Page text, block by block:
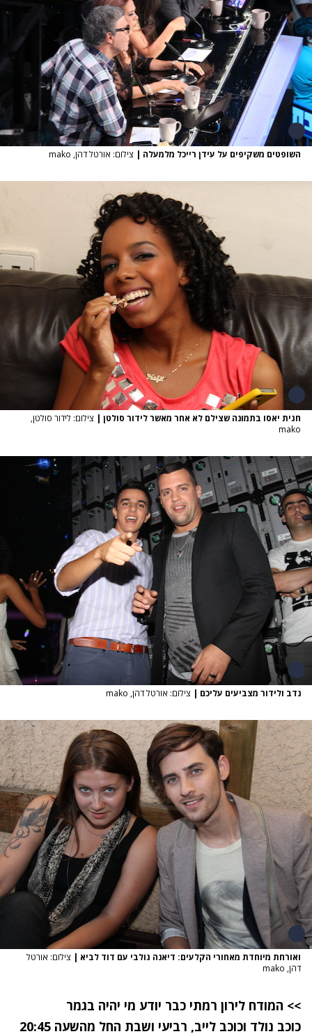
השופטים משקיפים על עידן רייכל מלמעלה | צילום: אורטל דהן, mako
חגית יאסו בתמונה שצילם לא אחר מאשר לידור סולטן | צילום: לידור סולטן,
mako
נדב ולידור מצביעים עליכם | צילום: אורטל דהן, mako
ואורחת מיוחדת מאחורי הקלעים: דיאנה גולבי עם דוד לביא | צילום: אורטל
דהן, mako
>> המודח לירון רמתי כבר יודע מי יהיה בגמר
כוכב נולד וכוכב לייב, רביעי ושבת החל מהשעה 20:45